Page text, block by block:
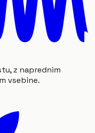
z naprednim
vsebine.